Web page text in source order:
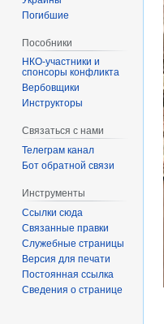
Погибшие
Пособники
спонсоры конфликта
‏‎Вербовщики
Инструкторы
Связаться с нами
Телеграм канал
Бот обратной связи
Инструменты
Ссылки сюда
Связанные правки
Служебные страницы
Версия для печати
Постоянная ссылка
Сведения о странице